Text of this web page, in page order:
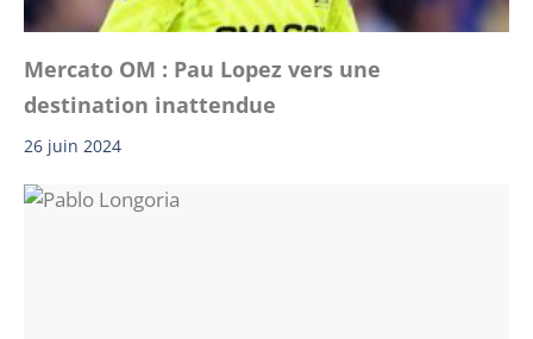
Mercato OM : Pau Lopez vers une
destination inattendue
26 juin 2024